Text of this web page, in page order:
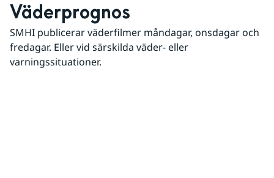
Väderprognos
SMHI publicerar väderfilmer måndagar, onsdagar och
fredagar. Eller vid särskilda väder- eller
varningssituationer.